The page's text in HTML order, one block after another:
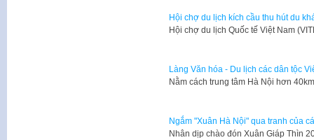
Hội chợ du lịch kích cầu thu hút du
​Hội chợ du lịch Quốc tế Việt Nam
Làng Văn hóa - Du lịch các dân tộc
Nằm cách trung tâm Hà Nội hơn
Ngắm "Xuân Hà Nội" qua tranh của
Nhân dịp chào đón Xuân Giáp Thìn